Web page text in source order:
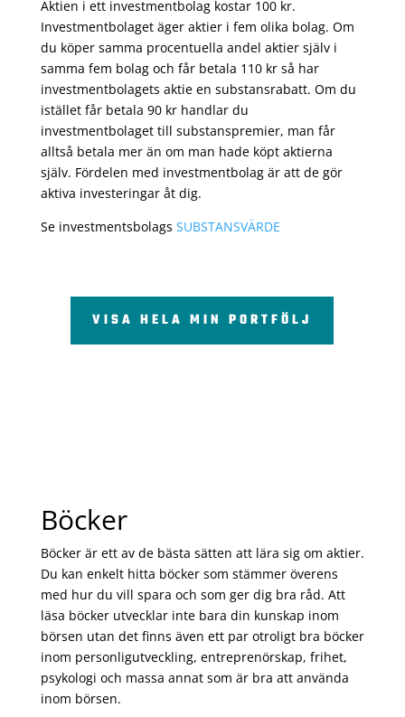
Aktien i ett investmentbolag kostar 100 kr.
Investmentbolaget äger aktier i fem olika bolag. Om
du köper samma procentuella andel aktier själv i
samma fem bolag och får betala 110 kr så har
investmentbolagets aktie en substansrabatt. Om du
istället får betala 90 kr handlar du
investmentbolaget till substanspremier, man får
alltså betala mer än om man hade köpt aktierna
själv. Fördelen med investmentbolag är att de gör
aktiva investeringar åt dig.
Se investmentsbolags SUBSTANSVÄRDE
VISA HELA MIN PORTFÖLJ
Böcker
Böcker är ett av de bästa sätten att lära sig om aktier.
Du kan enkelt hitta böcker som stämmer överens
med hur du vill spara och som ger dig bra råd. Att
läsa böcker utvecklar inte bara din kunskap inom
börsen utan det finns även ett par otroligt bra böcker
inom personligutveckling, entreprenörskap, frihet,
psykologi och massa annat som är bra att använda
inom börsen.